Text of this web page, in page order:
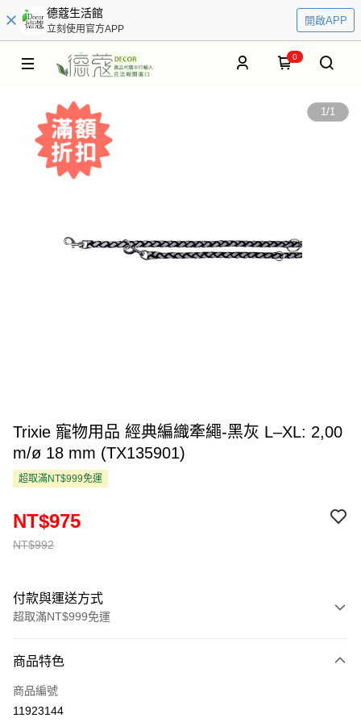
德蔻生活館
立刻使用官方APP
開啟APP
0
1/1
Trixie 寵物用品 經典編織牽繩-黑灰 L–XL: 2,00
m/ø 18 mm (TX135901)
超取滿NT$999免運
NT$992
NT$975
付款與運送方式
超取滿NT$999免運
信用卡一次付款
超商取貨付款
商品特色
商品編號
11923144